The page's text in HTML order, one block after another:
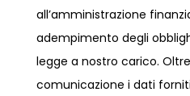
all’amministrazione
adempimento degli
legge a nostro carico.
comunicazione i dati